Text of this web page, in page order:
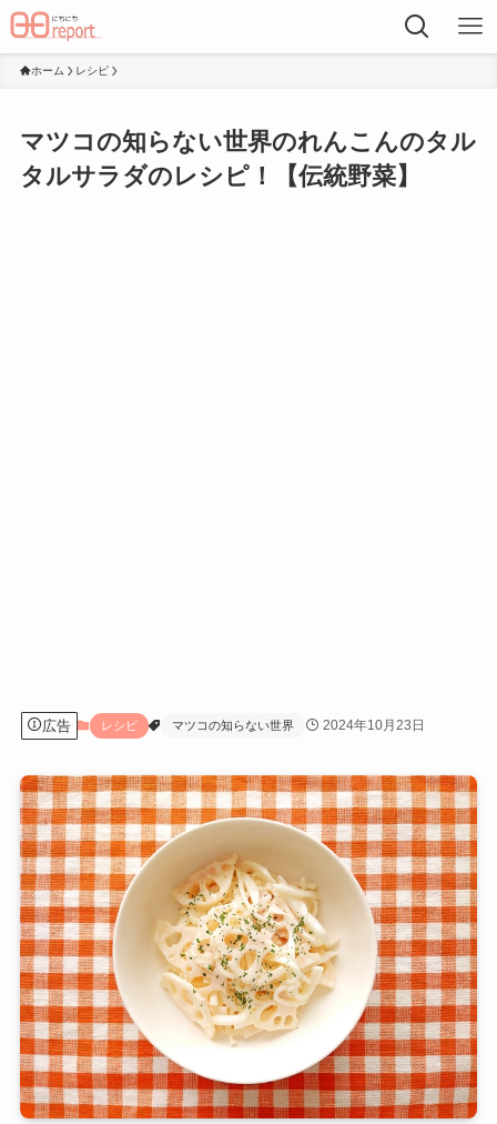
ホーム レシピ
マツコの知らない世界のれんこんのタル
タルサラダのレシピ！【伝統野菜】
広告 レシピ マツコの知らない世界 2024年10月23日